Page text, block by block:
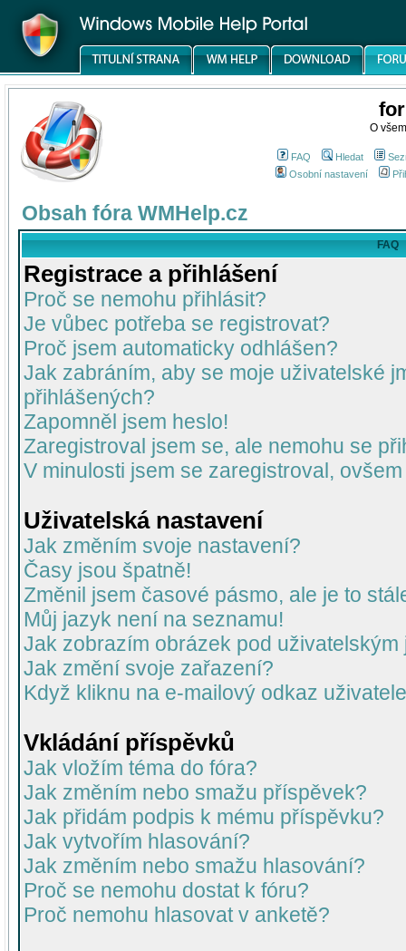
O
FAQ Hledat
Osobní nastavení
Obsah fóra WMHelp.cz
FAQ
Registrace a přihlášení
Proč se nemohu přihlásit?
Je vůbec potřeba se registrovat?
Proč jsem automaticky odhlášen?
Jak zabráním, aby se moje uživatelské
přihlášených?
Zapomněl jsem heslo!
Zaregistroval jsem se, ale nemohu se
V minulosti jsem se zaregistroval,
Uživatelská nastavení
Jak změním svoje nastavení?
Časy jsou špatně!
Změnil jsem časové pásmo, ale je to
Můj jazyk není na seznamu!
Jak zobrazím obrázek pod uživatelským
Jak změní svoje zařazení?
Když kliknu na e-mailový odkaz
Vkládání příspěvků
Jak vložím téma do fóra?
Jak změním nebo smažu příspěvek?
Jak přidám podpis k mému příspěvku?
Jak vytvořím hlasování?
Jak změním nebo smažu hlasování?
Proč se nemohu dostat k fóru?
Proč nemohu hlasovat v anketě?